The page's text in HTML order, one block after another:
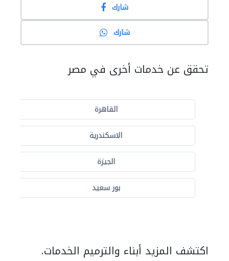
شارك
شارك
تحقق عن خدمات أخرى في مصر
القاهرة
الاسكندرية
الجيزة
بور سعيد
اكتشف المزيد أبناء والترميم الخدمات.